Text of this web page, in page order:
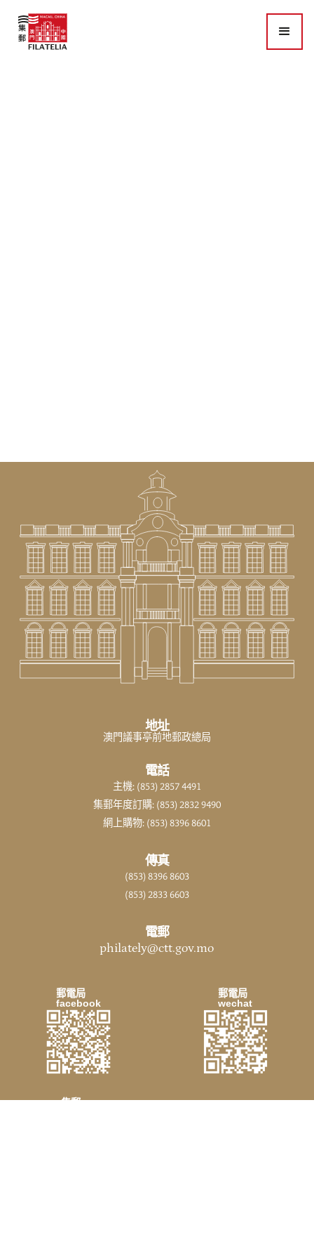
郵電局
facebook
郵電局
wechat
集郵
地址
澳門議事亭前地郵政總局
電話
主機: (853) 2857 4491
集郵年度訂購: (853) 2832 9490
網上購物: (853) 8396 8601
傳真
(853) 8396 8603
(853) 2833 6603
電郵
philately@ctt.gov.mo